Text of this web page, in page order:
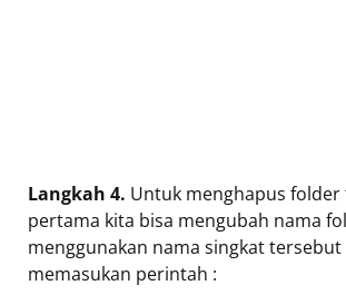
Langkah 4. Untuk menghapus
pertama kita bisa mengubah nama
menggunakan nama singkat tersebut
memasukan perintah :